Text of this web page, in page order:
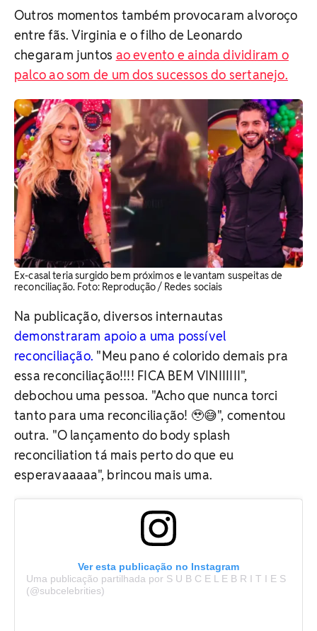
Outros momentos também provocaram alvoroço
entre fãs. Virginia e o filho de Leonardo
chegaram juntos ao evento e ainda dividiram o
palco ao som de um dos sucessos do sertanejo.
Ex-casal teria surgido bem próximos e levantam suspeitas de
reconciliação. ​Foto: Reprodução / Redes sociais
Na publicação, diversos internautas
demonstraram apoio a uma possível
reconciliação. "Meu pano é colorido demais pra
essa reconciliação!!!! FICA BEM VINIIIIII",
debochou uma pessoa. "Acho que nunca torci
tanto para uma reconciliação! 🥹😅", comentou
outra. "O lançamento do body splash
reconciliation tá mais perto do que eu
esperavaaaaa", brincou mais uma.
Ver esta publicação no Instagram
Uma publicação partilhada por S U B C E L E B R I T I E S
(@subcelebrities)